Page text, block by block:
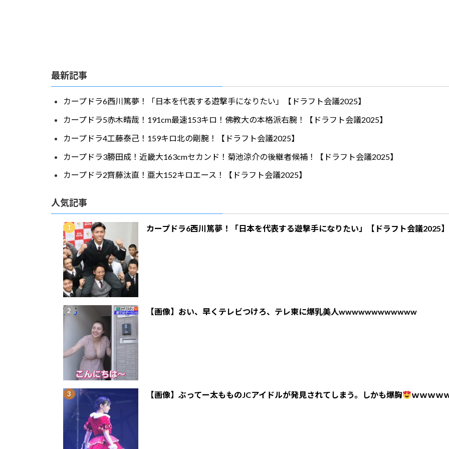
最新記事
カープドラ6西川篤夢！「日本を代表する遊撃手になりたい」【ドラフト会議2025】
カープドラ5赤木晴哉！191cm最速153キロ！佛教大の本格派右腕！【ドラフト会議2025】
カープドラ4工藤泰己！159キロ北の剛腕！【ドラフト会議2025】
カープドラ3勝田成！近畿大163cmセカンド！菊池涼介の後継者候補！【ドラフト会議2025】
カープドラ2齊藤汰直！亜大152キロエース！【ドラフト会議2025】
人気記事
カープドラ6西川篤夢！「日本を代表する遊撃手になりたい」【ドラフト会議2025】
【画像】おい、早くテレビつけろ、テレ東に爆乳美人wwwwwwwwwwww
【画像】ぶってー太もものJCアイドルが発見されてしまう。しかも爆胸 ｗｗｗｗ